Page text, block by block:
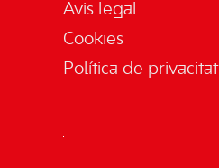
Avis legal
Cookies
Política de privacitat